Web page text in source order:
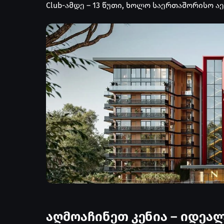
Club-ამდე – 13 წუთი, ხოლო საერთაშორისო
აღმოაჩინეთ კენია –
საინვესტიციოდ
აღმოაჩინეთ კენია –
კენია აღმოსავლეთ აфრიკის გულში
მშვენიერი ლანდშაფტი მას რეგიონის